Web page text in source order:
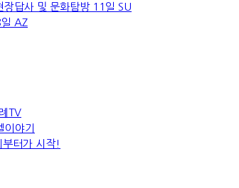
장답사 및 문화탐방 11일 SU
AZ
TV
야기
터가 시작!